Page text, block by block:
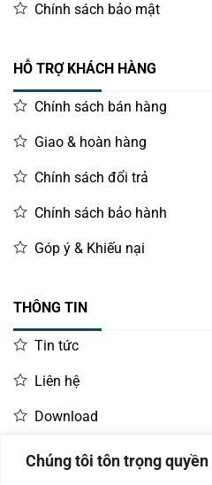
Chúng tôi tôn trọng
Chính sách bảo mật
HỖ TRỢ KHÁCH HÀNG
Chính sách bán hàng
Giao & hoàn hàng
Chính sách đổi trả
Chính sách bảo hành
Góp ý & Khiếu nại
THÔNG TIN
Tin tức
Liên hệ
Download
LIÊN HỆ MUA HÀNG